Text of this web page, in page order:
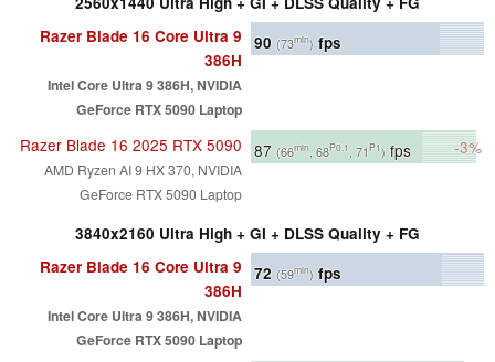
Razer Blade 16 Core Ultra 9
386H
Intel Core Ultra 9 386H, NVIDIA
GeForce RTX 5090 Laptop
90 (73min) fps
Razer Blade 16 2025 RTX 5090
AMD Ryzen AI 9 HX 370, NVIDIA
GeForce RTX 5090 Laptop
87 (66min , 68P0.1 , 71P1) fps -3%
3840x2160 Ultra High + GI + DLSS Quality + FG
Razer Blade 16 Core Ultra 9
386H
Intel Core Ultra 9 386H, NVIDIA
GeForce RTX 5090 Laptop
72 (59min) fps